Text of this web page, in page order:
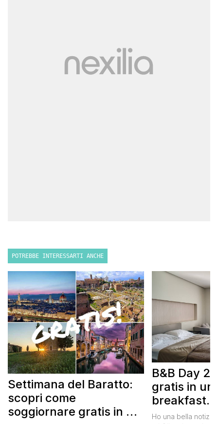
POTREBBE INTERESSARTI ANCHE
Settimana del Baratto:
scopri come
soggiornare gratis in un
B&B Day
gratis in un
breakfast.
Ho una bella